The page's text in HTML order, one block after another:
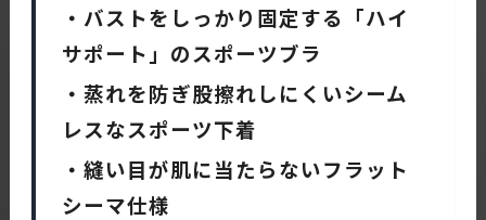
・バストをしっかり固定する「ハイ
サポート」のスポーツブラ
・蒸れを防ぎ股擦れしにくいシーム
レスなスポーツ下着
・縫い目が肌に当たらないフラット
シーマ仕様